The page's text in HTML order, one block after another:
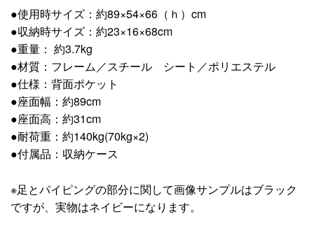
●使用時サイズ：約89×54×66（ｈ）cm
●収納時サイズ：約23×16×68cm
●重量： 約3.7kg
●材質：フレーム／スチール シート／ポリエステル
●仕様：背面ポケット
●座面幅：約89cm
●座面高：約31cm
●耐荷重：約140kg(70kg×2)
●付属品：収納ケース
※足とパイピングの部分に関して画像サンプルはブラック
ですが、実物はネイビーになります。